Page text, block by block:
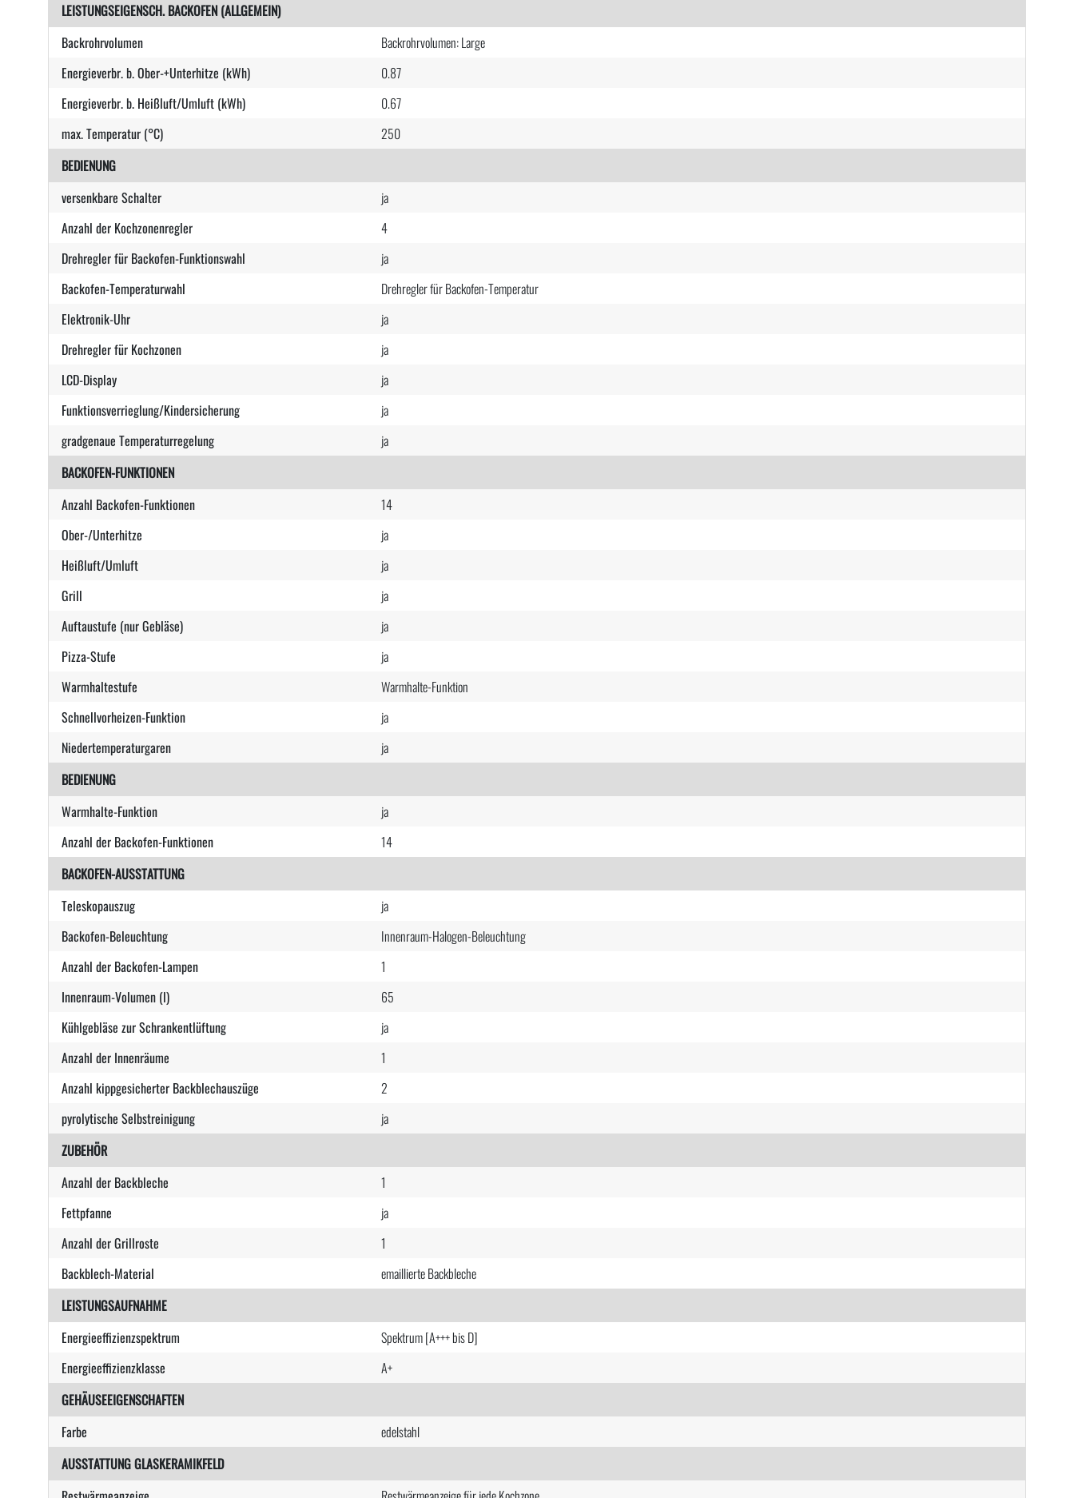
LEISTUNGSEIGENSCH. BACKOFEN (ALLGEMEIN)
Backrohrvolumen
Backrohrvolumen: Large
Energieverbr. b. Ober-+Unterhitze (kWh)
0.87
Energieverbr. b. Heißluft/Umluft (kWh)
0.67
max. Temperatur (°C)
250
BEDIENUNG
versenkbare Schalter
ja
Anzahl der Kochzonenregler
4
Drehregler für Backofen-Funktionswahl
ja
Backofen-Temperaturwahl
Drehregler für Backofen-Temperatur
Elektronik-Uhr
ja
Drehregler für Kochzonen
ja
LCD-Display
ja
Funktionsverrieglung/Kindersicherung
ja
gradgenaue Temperaturregelung
ja
BACKOFEN-FUNKTIONEN
Anzahl Backofen-Funktionen
14
Ober-/Unterhitze
ja
Heißluft/Umluft
ja
Grill
ja
Auftaustufe (nur Gebläse)
ja
Pizza-Stufe
ja
Warmhaltestufe
Warmhalte-Funktion
Schnellvorheizen-Funktion
ja
Niedertemperaturgaren
ja
BEDIENUNG
Warmhalte-Funktion
ja
Anzahl der Backofen-Funktionen
14
BACKOFEN-AUSSTATTUNG
Teleskopauszug
ja
Backofen-Beleuchtung
Innenraum-Halogen-Beleuchtung
Anzahl der Backofen-Lampen
1
Innenraum-Volumen (l)
65
Kühlgebläse zur Schrankentlüftung
ja
Anzahl der Innenräume
1
Anzahl kippgesicherter Backblechauszüge
2
pyrolytische Selbstreinigung
ja
ZUBEHÖR
Anzahl der Backbleche
1
Fettpfanne
ja
Anzahl der Grillroste
1
Backblech-Material
emaillierte Backbleche
LEISTUNGSAUFNAHME
Energieeffizienzspektrum
Spektrum [A+++ bis D]
Energieeffizienzklasse
A+
GEHÄUSEEIGENSCHAFTEN
Farbe
edelstahl
AUSSTATTUNG GLASKERAMIKFELD